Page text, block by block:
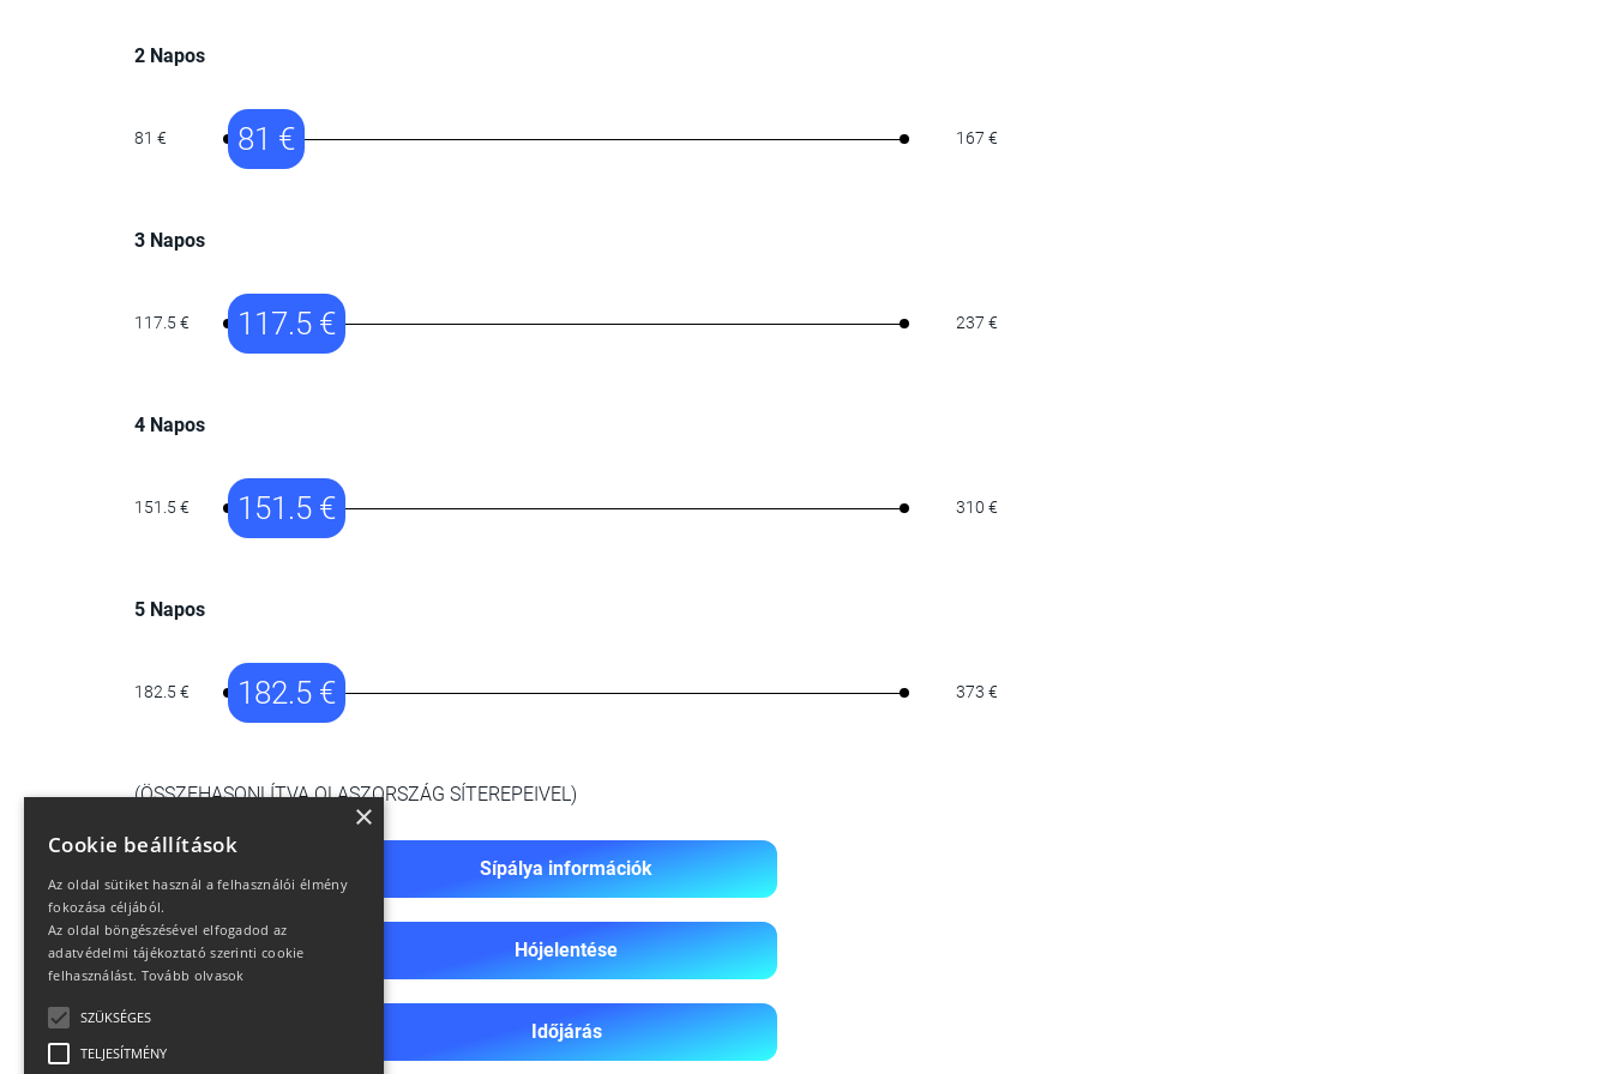
2 Napos
81 € 81 € 167 €
3 Napos
117.5 € 117.5 € 237 €
4 Napos
151.5 € 151.5 € 310 €
5 Napos
182.5 € 182.5 € 373 €
(ÖSSZEHASONLÍTVA OLASZORSZÁG SÍTEREPEIVEL)
Sípálya információk
Hójelentése
Időjárás
×
Cookie beállítások
Az oldal sütiket használ a felhasználói élmény
fokozása céljából.
Az oldal böngészésével elfogadod az
adatvédelmi tájékoztató szerinti cookie
felhasználást. Tovább olvasok
SZÜKSÉGES
TELJESÍTMÉNY